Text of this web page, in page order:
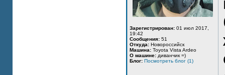
Зарегистрирован: 01 июл 2017,
19:42
Сообщения: 51
Откуда: Новороссийск
Машина: Toyota Vista Ardeo
О машине: диванчик =)
Блог: Посмотреть блог (1)